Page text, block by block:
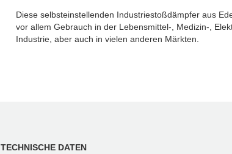
Diese selbsteinstellenden Industriestoßdämpfer aus
vor allem Gebrauch in der Lebensmittel-, Medizin-,
Industrie, aber auch in vielen anderen Märkten.
TECHNISCHE DATEN